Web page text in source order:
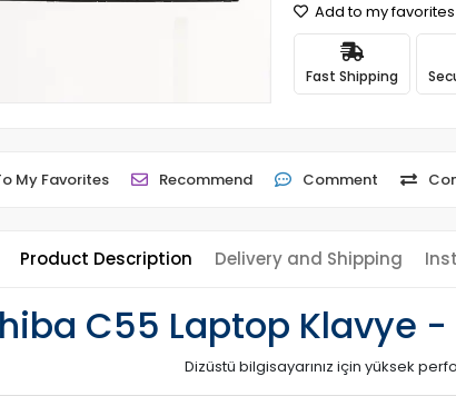
Add to my favorites
Fast Shipping
My Favorites Recommend Comment
Product Description Delivery and Shipping
C55 Laptop Klavye -
Dizüstü bilgisayarınız için yüksek